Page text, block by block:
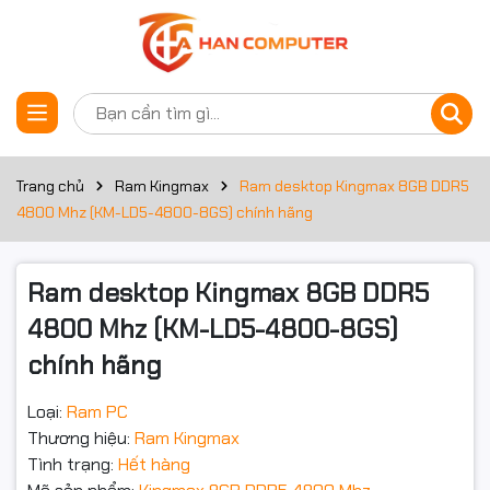
Trang chủ Ram Kingmax
Ram desktop Kingmax 8GB DDR5
4800 Mhz (KM-LD5-4800-8GS) chính hãng
Ram desktop Kingmax 8GB DDR5
4800 Mhz (KM-LD5-4800-8GS)
chính hãng
Loại: Ram PC
Thương hiệu: Ram Kingmax
Tình trạng: Hết hàng
Thông số kỹ thuật
Thông tin chung
Loại RAM DDR5
Đèn Led Không LED
Tản nhiệt
Tự động sửa lỗi
Hiệu điện thế 1.1 V
Đặt trước sản phẩm